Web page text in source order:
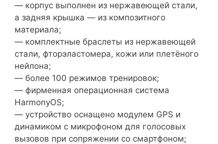
— корпус выполнен из нержавеющей стали,
а задняя крышка — из композитного
материала;
— комплектные браслеты из нержавеющей
стали, фторэластомера, кожи или плетёного
нейлона;
— более 100 режимов тренировок;
— фирменная операционная система
HarmonyOS;
— устройство оснащено модулем GPS и
динамиком с микрофоном для голосовых
вызовов при сопряжении со смартфоном;